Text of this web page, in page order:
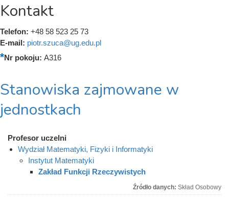
Kontakt
Telefon: +48 58 523 25 73
E-mail: piotr.szuca@ug.edu.pl
Nr pokoju: A316
Stanowiska zajmowane w
jednostkach
Profesor uczelni
Wydział Matematyki, Fizyki i Informatyki
Instytut Matematyki
Zakład Funkcji Rzeczywistych
Źródło danych: Skład Osobowy